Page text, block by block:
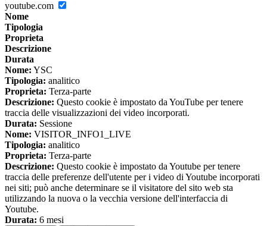
youtube.com
Nome
Tipologia
Proprieta
Descrizione
Durata
Nome: YSC
Tipologia: analitico
Proprieta: Terza-parte
Descrizione: Questo cookie è impostato da YouTube per tenere
traccia delle visualizzazioni dei video incorporati.
Durata: Sessione
Nome: VISITOR_INFO1_LIVE
Tipologia: analitico
Proprieta: Terza-parte
Descrizione: Questo cookie è impostato da Youtube per tenere
traccia delle preferenze dell'utente per i video di Youtube incorporati
nei siti; può anche determinare se il visitatore del sito web sta
utilizzando la nuova o la vecchia versione dell'interfaccia di
Youtube.
Durata: 6 mesi